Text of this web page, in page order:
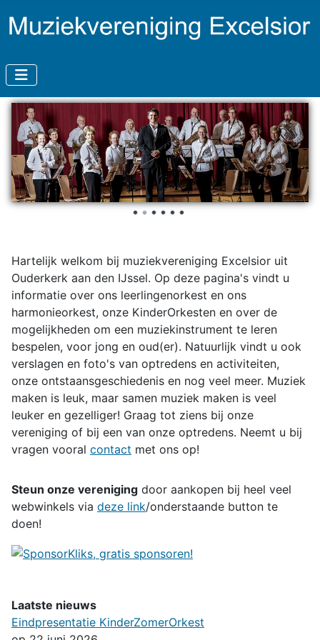
Laatste nieuws
Eindpresentatie KinderZomerOrkest
Hartelijk welkom bij muziekvereniging Excelsior uit
Ouderkerk aan den IJssel. Op deze pagina's vindt u
informatie over ons leerlingenorkest en ons
harmonieorkest, onze KinderOrkesten en over de
mogelijkheden om een muziekinstrument te leren
bespelen, voor jong en oud(er). Natuurlijk vindt u ook
verslagen en foto's van optredens en activiteiten,
onze ontstaansgeschiedenis en nog veel meer. Muziek
maken is leuk, maar samen muziek maken is veel
leuker en gezelliger! Graag tot ziens bij onze
vereniging of bij een van onze optredens. Neemt u bij
vragen vooral contact met ons op!
Steun onze vereniging door aankopen bij heel veel
webwinkels via deze link/onderstaande button te
doen!